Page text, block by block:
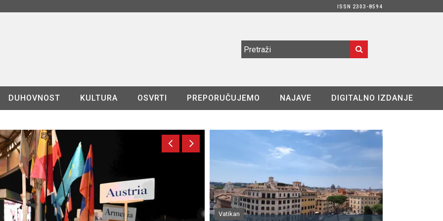
ISSN 2303-8594
DUHOVNOST KULTURA OSVRTI PREPORUČUJEMO NAJAVE DIGITALNO IZDANJE
Vatikan